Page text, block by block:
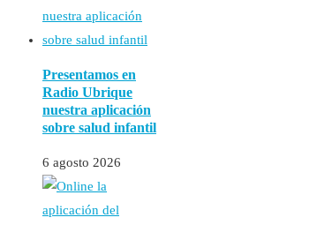
Presentamos en
Radio Ubrique
nuestra aplicación
sobre salud infantil
6 agosto 2026